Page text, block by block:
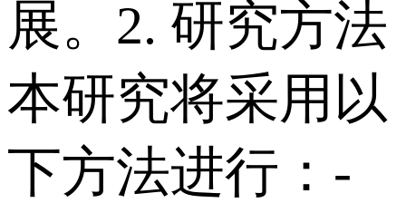
展。 2. 研究方法
本研究将采用以
下方法进行： -